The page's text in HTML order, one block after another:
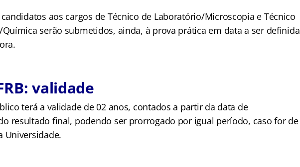
aos cargos de Técnico de Laboratório/Microscopia e Técnico
serão submetidos, ainda, à prova prática em data a ser definida
validade
terá a validade de 02 anos, contados a partir da data de
resultado final, podendo ser prorrogado por igual período, caso for de
Universidade.